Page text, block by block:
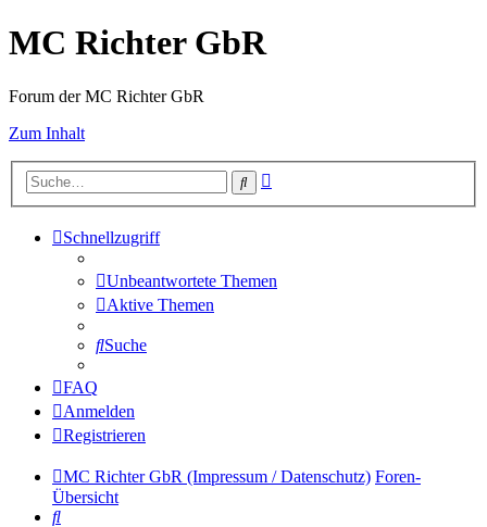
MC Richter GbR
Forum der MC Richter GbR
Zum Inhalt
Suche
Schnellzugriff
Unbeantwortete Themen
Aktive Themen
Suche
FAQ
Anmelden
Registrieren
MC Richter GbR (Impressum / Datenschutz) Foren-
Übersicht
Suche